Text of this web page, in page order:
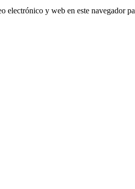
electrónico y web en este navegador